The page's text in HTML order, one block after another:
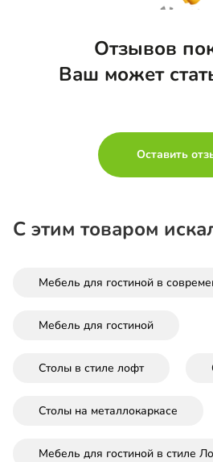
Отзывов
Ваш может
Оставить
С этим товаром
Мебель для гостиной в
Мебель для гостиной
Столы в стиле лофт
Столы на металлокаркасе
Мебель для гостиной в стиле